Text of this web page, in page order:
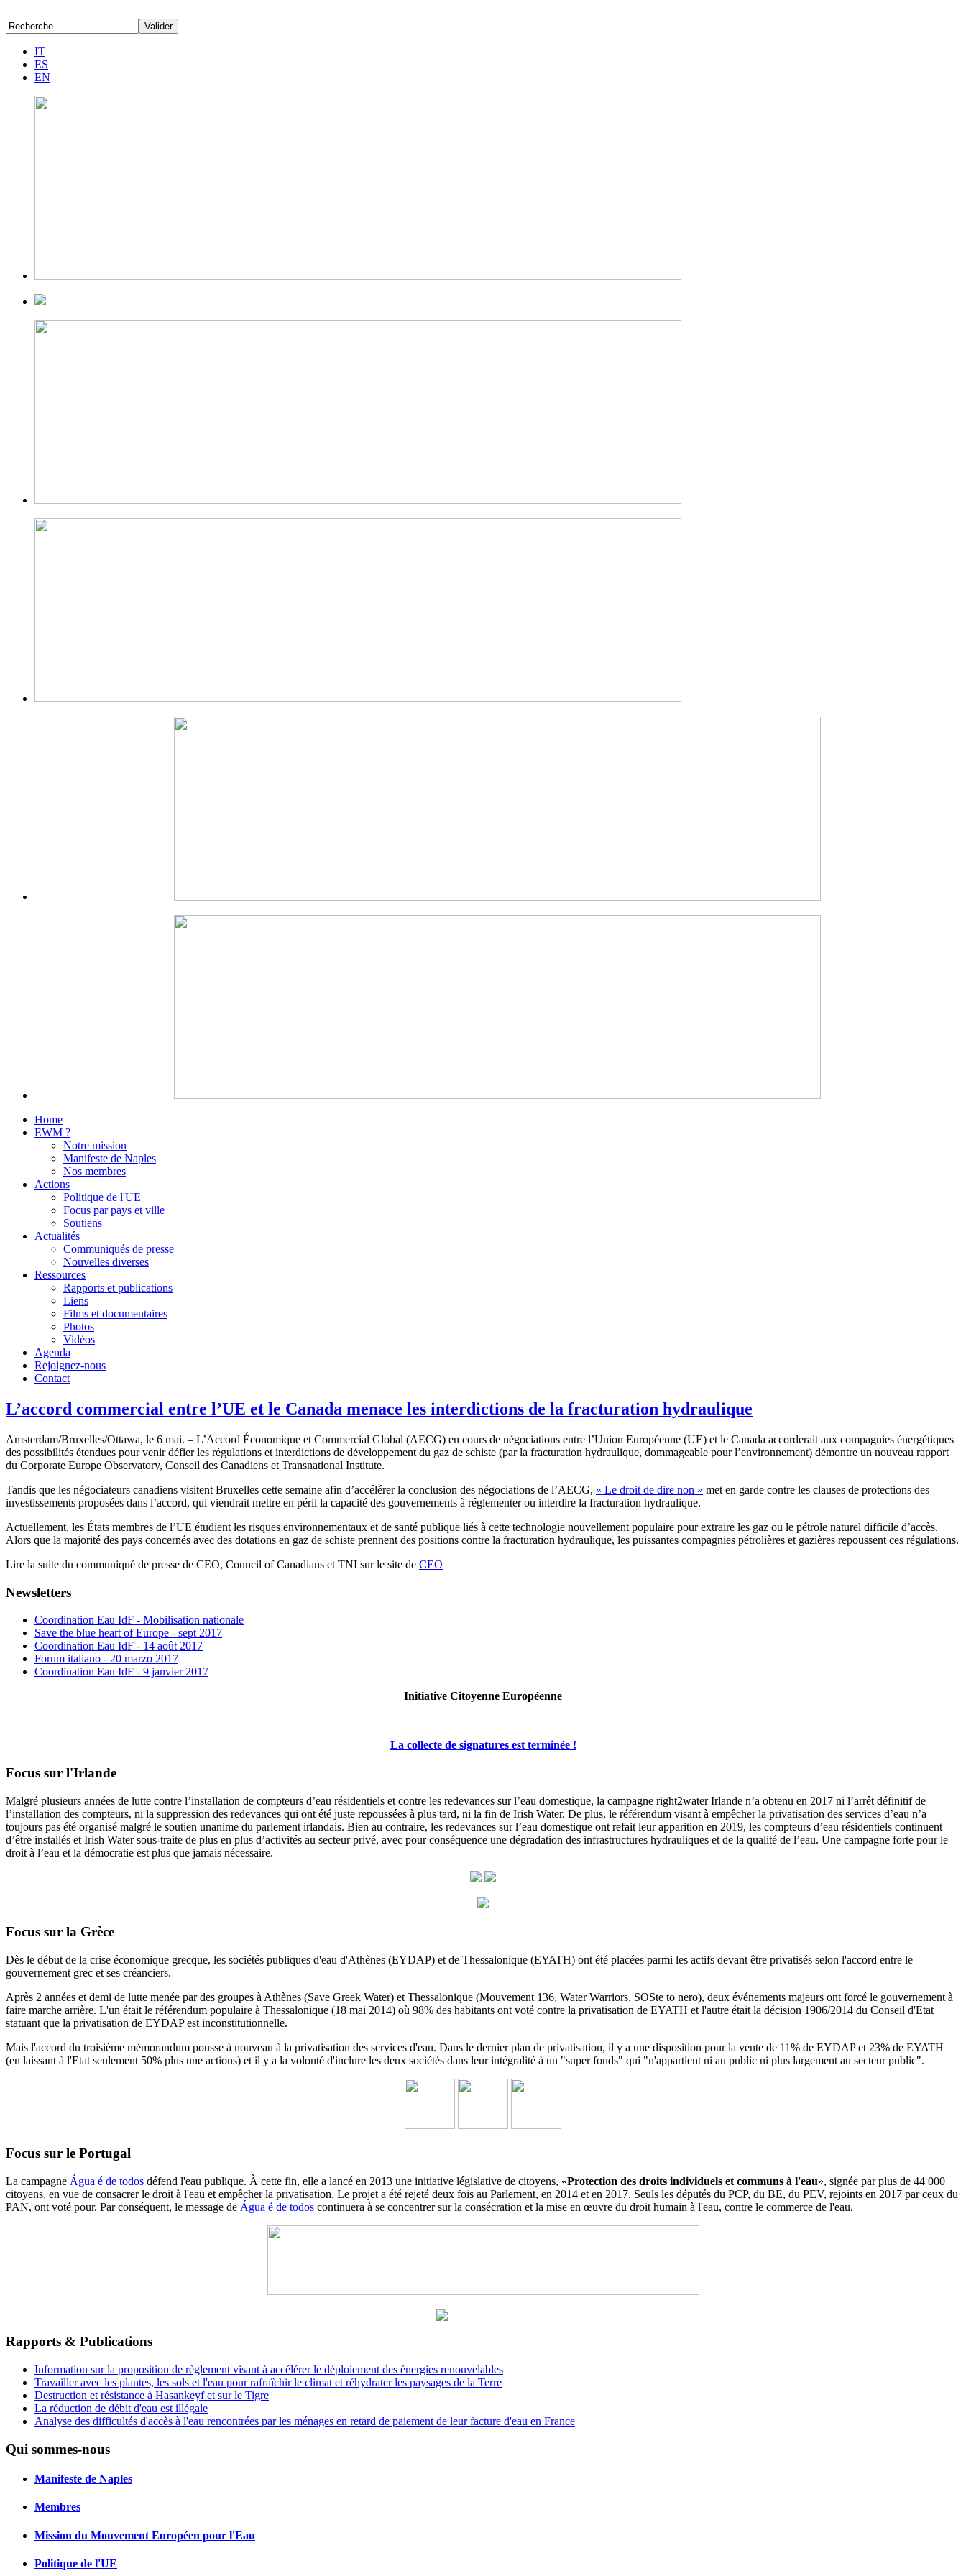
IT
ES
EN
Home
EWM ?
Notre mission
Manifeste de Naples
Nos membres
Actions
Politique de l'UE
Focus par pays et ville
Soutiens
Actualités
Communiqués de presse
Nouvelles diverses
Ressources
Rapports et publications
Liens
Films et documentaires
Photos
Vidéos
Agenda
Rejoignez-nous
Contact
L’accord commercial entre l’UE et le Canada menace les interdictions de la fracturation hydraulique
Amsterdam/Bruxelles/Ottawa, le 6 mai. – L’Accord Économique et Commercial Global (AECG) en cours de négociations entre l’Union Européenne (UE) et le Canada accorderait aux compagnies énergétiques
des possibilités étendues pour venir défier les régulations et interdictions de développement du gaz de schiste (par la fracturation hydraulique, dommageable pour l’environnement) démontre un nouveau rapport
du Corporate Europe Observatory, Conseil des Canadiens et Transnational Institute.
Tandis que les négociateurs canadiens visitent Bruxelles cette semaine afin d’accélérer la conclusion des négociations de l’AECG, « Le droit de dire non » met en garde contre les clauses de protections des
investissements proposées dans l’accord, qui viendrait mettre en péril la capacité des gouvernements à réglementer ou interdire la fracturation hydraulique.
Actuellement, les États membres de l’UE étudient les risques environnementaux et de santé publique liés à cette technologie nouvellement populaire pour extraire les gaz ou le pétrole naturel difficile d’accès.
Alors que la majorité des pays concernés avec des dotations en gaz de schiste prennent des positions contre la fracturation hydraulique, les puissantes compagnies pétrolières et gazières repoussent ces régulations.
Lire la suite du communiqué de presse de CEO, Council of Canadians et TNI sur le site de CEO
Newsletters
Coordination Eau IdF - Mobilisation nationale
Save the blue heart of Europe - sept 2017
Coordination Eau IdF - 14 août 2017
Forum italiano - 20 marzo 2017
Coordination Eau IdF - 9 janvier 2017
Initiative Citoyenne Européenne
La collecte de signatures est terminée !
Focus sur l'Irlande
Malgré plusieurs années de lutte contre l’installation de compteurs d’eau résidentiels et contre les redevances sur l’eau domestique, la campagne right2water Irlande n’a obtenu en 2017 ni l’arrêt définitif de
l’installation des compteurs, ni la suppression des redevances qui ont été juste repoussées à plus tard, ni la fin de Irish Water. De plus, le référendum visant à empêcher la privatisation des services d’eau n’a
toujours pas été organisé malgré le soutien unanime du parlement irlandais. Bien au contraire, les redevances sur l’eau domestique ont refait leur apparition en 2019, les compteurs d’eau résidentiels continuent
d’être installés et Irish Water sous-traite de plus en plus d’activités au secteur privé, avec pour conséquence une dégradation des infrastructures hydrauliques et de la qualité de l’eau. Une campagne forte pour le
droit à l’eau et la démocratie est plus que jamais nécessaire.
Focus sur la Grèce
Dès le début de la crise économique grecque, les sociétés publiques d'eau d'Athènes (EYDAP) et de Thessalonique (EYATH) ont été placées parmi les actifs devant être privatisés selon l'accord entre le
gouvernement grec et ses créanciers.
Après 2 années et demi de lutte menée par des groupes à Athènes (Save Greek Water) et Thessalonique (Mouvement 136, Water Warriors, SOSte to nero), deux événements majeurs ont forcé le gouvernement à
faire marche arrière. L'un était le référendum populaire à Thessalonique (18 mai 2014) où 98% des habitants ont voté contre la privatisation de EYATH et l'autre était la décision 1906/2014 du Conseil d'Etat
statuant que la privatisation de EYDAP est inconstitutionnelle.
Mais l'accord du troisième mémorandum pousse à nouveau à la privatisation des services d'eau. Dans le dernier plan de privatisation, il y a une disposition pour la vente de 11% de EYDAP et 23% de EYATH
(en laissant à l'Etat seulement 50% plus une actions) et il y a la volonté d'inclure les deux sociétés dans leur intégralité à un "super fonds" qui "n'appartient ni au public ni plus largement au secteur public".
Focus sur le Portugal
La campagne Água é de todos défend l'eau publique. À cette fin, elle a lancé en 2013 une initiative législative de citoyens, «Protection des droits individuels et communs à l'eau», signée par plus de 44 000
citoyens, en vue de consacrer le droit à l'eau et empêcher la privatisation. Le projet a été rejeté deux fois au Parlement, en 2014 et en 2017. Seuls les députés du PCP, du BE, du PEV, rejoints en 2017 par ceux du
PAN, ont voté pour. Par conséquent, le message de Água é de todos continuera à se concentrer sur la consécration et la mise en œuvre du droit humain à l'eau, contre le commerce de l'eau.
Rapports & Publications
Information sur la proposition de règlement visant à accélérer le déploiement des énergies renouvelables
Travailler avec les plantes, les sols et l'eau pour rafraîchir le climat et réhydrater les paysages de la Terre
Destruction et résistance à Hasankeyf et sur le Tigre
La réduction de débit d'eau est illégale
Analyse des difficultés d'accès à l'eau rencontrées par les ménages en retard de paiement de leur facture d'eau en France
Qui sommes-nous
Manifeste de Naples
Membres
Mission du Mouvement Européen pour l'Eau
Politique de l'UE